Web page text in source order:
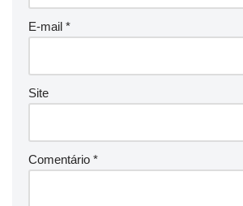
E-mail *
Site
Comentário *